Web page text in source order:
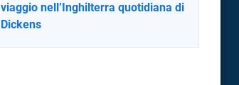
viaggio nell’Inghilterra quotidiana di
Dickens